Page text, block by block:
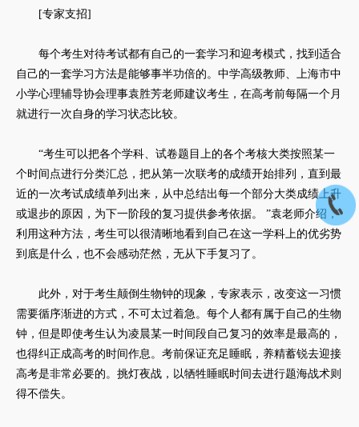
[专家支招]
每个考生对待考试都有自己的一套学习和迎考模式，找到适合
自己的一套学习方法是能够事半功倍的。中学高级教师、上海市中
小学心理辅导协会理事袁胜芳老师建议考生，在高考前每隔一个月
就进行一次自身的学习状态比较。
“考生可以把各个学科、试卷题目上的各个考核大类按照某一
个时间点进行分类汇总，把从第一次联考的成绩开始排列，直到最
近的一次考试成绩单列出来，从中总结出每一个部分大类成绩上升
或退步的原因，为下一阶段的复习提供参考依据。 ”袁老师介绍，
利用这种方法，考生可以很清晰地看到自己在这一学科上的优劣势
到底是什么，也不会感动茫然，无从下手复习了。
此外，对于考生颠倒生物钟的现象，专家表示，改变这一习惯
需要循序渐进的方式，不可太过着急。每个人都有属于自己的生物
钟，但是即使考生认为凌晨某一时间段自己复习的效率是最高的，
也得纠正成高考的时间作息。考前保证充足睡眠，养精蓄锐去迎接
高考是非常必要的。挑灯夜战，以牺牲睡眠时间去进行题海战术则
得不偿失。